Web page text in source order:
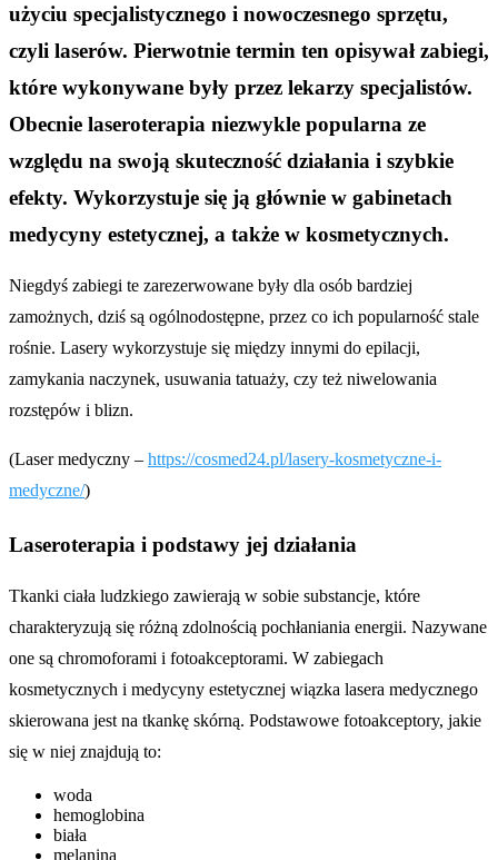
użyciu specjalistycznego i nowoczesnego sprzętu,
czyli laserów. Pierwotnie termin ten opisywał zabiegi,
które wykonywane były przez lekarzy specjalistów.
Obecnie laseroterapia niezwykle popularna ze
względu na swoją skuteczność działania i szybkie
efekty. Wykorzystuje się ją głównie w gabinetach
medycyny estetycznej, a także w kosmetycznych.
Niegdyś zabiegi te zarezerwowane były dla osób bardziej
zamożnych, dziś są ogólnodostępne, przez co ich popularność stale
rośnie. Lasery wykorzystuje się między innymi do epilacji,
zamykania naczynek, usuwania tatuaży, czy też niwelowania
rozstępów i blizn.
(Laser medyczny – https://cosmed24.pl/lasery-kosmetyczne-i-
medyczne/)
Laseroterapia i podstawy jej działania
Tkanki ciała ludzkiego zawierają w sobie substancje, które
charakteryzują się różną zdolnością pochłaniania energii. Nazywane
one są chromoforami i fotoakceptorami. W zabiegach
kosmetycznych i medycyny estetycznej wiązka lasera medycznego
skierowana jest na tkankę skórną. Podstawowe fotoakceptory, jakie
się w niej znajdują to:
woda
hemoglobina
biała
melanina